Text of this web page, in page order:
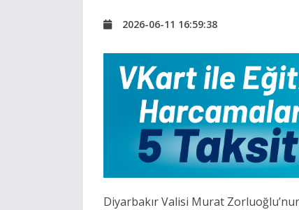
2026-06-11 16:59:38
Diyarbakır Valisi Murat